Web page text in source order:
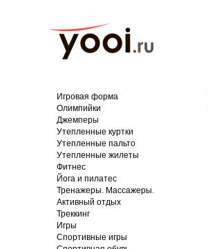
Игровая форма
Олимпийки
Джемперы
Утепленные куртки
Утепленные пальто
Утепленные жилеты
Фитнес
Йога и пилатес
Тренажеры. Массажеры.
Активный отдых
Треккинг
Игры
Спортивные игры